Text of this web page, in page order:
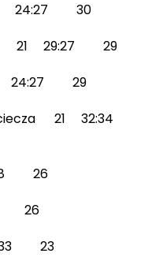
24:27 30
21 29:27 29
24:27 29
21 32:34
26
26
23